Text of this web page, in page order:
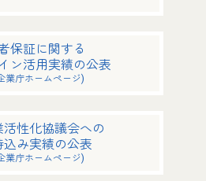
保証に関する
ン活用実績の公表
業庁ホームページ)
活性化協議会への
み実績の公表
業庁ホームページ)